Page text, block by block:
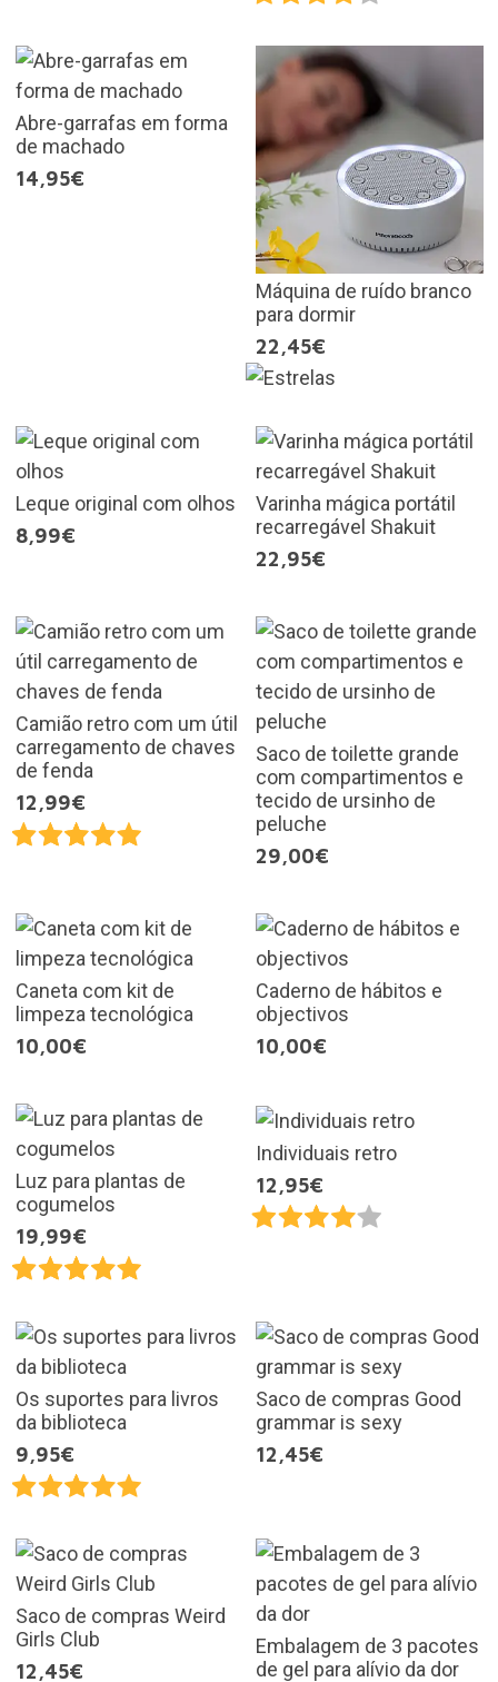
Abre-garrafas em forma
de machado
14,95€
Máquina de ruído branco
para dormir
22,45€
Leque original com olhos
8,99€
Varinha mágica portátil
recarregável Shakuit
22,95€
Camião retro com um útil
carregamento de chaves
de fenda
12,99€
Saco de toilette grande
com compartimentos e
tecido de ursinho de
peluche
29,00€
Caneta com kit de
limpeza tecnológica
10,00€
Caderno de hábitos e
objectivos
10,00€
Luz para plantas de
cogumelos
19,99€
Individuais retro
12,95€
Os suportes para livros
da biblioteca
9,95€
Saco de compras Good
grammar is sexy
12,45€
Saco de compras Weird
Girls Club
12,45€
Embalagem de 3 pacotes
de gel para alívio da dor